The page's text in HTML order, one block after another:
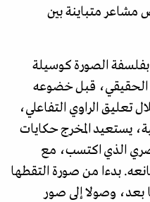
مشاعر متباينة بين
الصورة كوسيلة
الحقيقي، قبل خضوعه
تعليق الراوي التفاعلي،
يستعيد المخرج حكايات
الذي اكتسب، مع
بدءا من صورة التقطها
بعد، وصولا إلى صور